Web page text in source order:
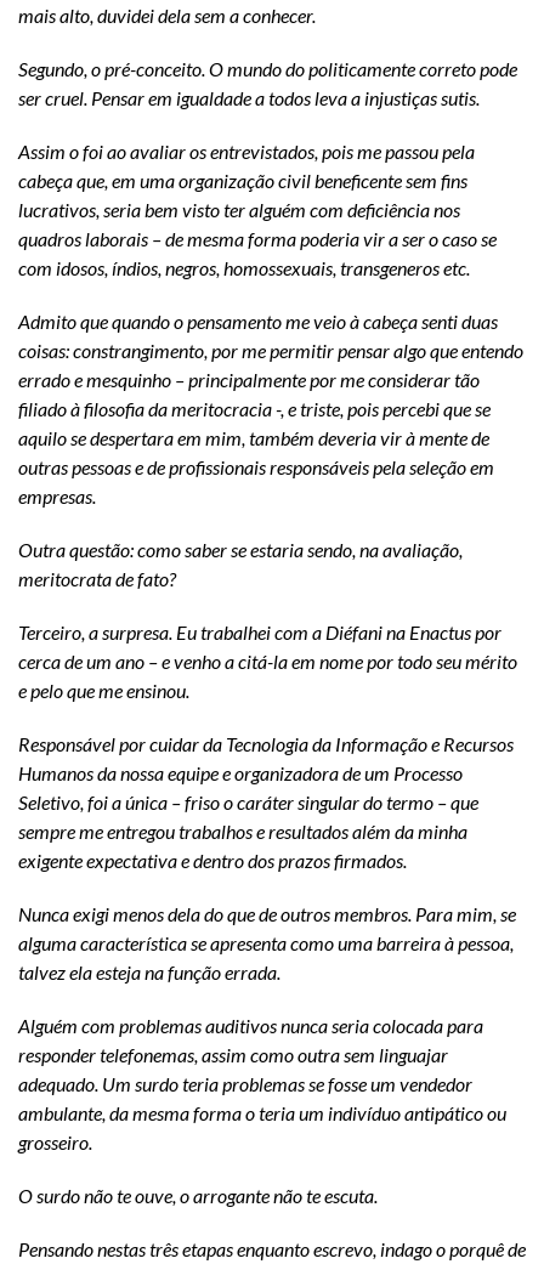
mais alto, duvidei dela sem a conhecer.
Segundo, o pré-conceito. O mundo do politicamente correto pode
ser cruel. Pensar em igualdade a todos leva a injustiças sutis.
Assim o foi ao avaliar os entrevistados, pois me passou pela
cabeça que, em uma organização civil beneficente sem fins
lucrativos, seria bem visto ter alguém com deficiência nos
quadros laborais – de mesma forma poderia vir a ser o caso se
com idosos, índios, negros, homossexuais, transgeneros etc.
Admito que quando o pensamento me veio à cabeça senti duas
coisas: constrangimento, por me permitir pensar algo que entendo
errado e mesquinho – principalmente por me considerar tão
filiado à filosofia da meritocracia -, e triste, pois percebi que se
aquilo se despertara em mim, também deveria vir à mente de
outras pessoas e de profissionais responsáveis pela seleção em
empresas.
Outra questão: como saber se estaria sendo, na avaliação,
meritocrata de fato?
Terceiro, a surpresa. Eu trabalhei com a Diéfani na Enactus por
cerca de um ano – e venho a citá-la em nome por todo seu mérito
e pelo que me ensinou.
Responsável por cuidar da Tecnologia da Informação e Recursos
Humanos da nossa equipe e organizadora de um Processo
Seletivo, foi a única – friso o caráter singular do termo – que
sempre me entregou trabalhos e resultados além da minha
exigente expectativa e dentro dos prazos firmados.
Nunca exigi menos dela do que de outros membros. Para mim, se
alguma característica se apresenta como uma barreira à pessoa,
talvez ela esteja na função errada.
Alguém com problemas auditivos nunca seria colocada para
responder telefonemas, assim como outra sem linguajar
adequado. Um surdo teria problemas se fosse um vendedor
ambulante, da mesma forma o teria um indivíduo antipático ou
grosseiro.
O surdo não te ouve, o arrogante não te escuta.
Pensando nestas três etapas enquanto escrevo, indago o porquê de